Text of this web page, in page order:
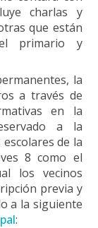
charlas y
que están
primario y
la
a través de
en la
a la
de la
8 como el
los vecinos
previa y
a la siguiente
: